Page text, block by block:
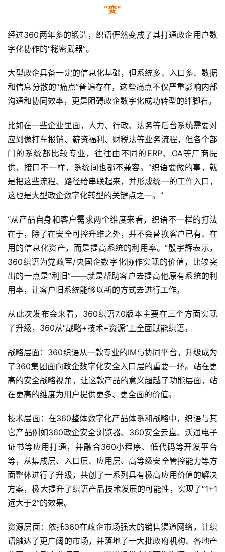
“变”
经过360两年多的锻造，织语俨然变成了其打通政企用户数
字化协作的“秘密武器”。
大型政企具备一定的信息化基础，但系统多、入口多、数据
和信息分散的“痛点”普遍存在，这些痛点不仅严重影响内部
沟通和协同效率，更是阻碍政企数字化成功转型的绊脚石。
比如在一些企业里面，人力、行政、法务等后台系统需要对
应到像打车报销、薪资福利、财税法等业务流程，但各个部
门的系统都比较专业，往往由不同的ERP、OA等厂商提
供，接口不一样，系统间也都不兼容。“织语要做的事，就
是把这些流程、路径给串联起来，并形成统一的工作入口，
这也是大型政企数字化转型的关键点之一。”
“从产品自身和客户需求两个维度来看，织语不一样的打法
在于，除了在安全可控升维之外，并不会替换客户已有、在
用的信息化资产，而是提高系统的利用率。”殷宇辉表示，
360织语为党政军/央国企数字化协作实现的价值，比较突
出的一点是“利旧”——就是帮助客户去提高他原有系统的利
用率，让客户旧系统能够以新的方式去进行工作。
从此次发布会来看，360织语7.0版本主要在三个方面实现
了升级，360从“战略+技术+资源”上全面赋能织语。
战略层面：360织语从一款专业的IM与协同平台，升级成为
了360集团面向政企数字化安全入口层的重要一环。站在更
高的安全战略视角，让这款产品的意义超越了功能层面，站
在更高的维度为用户提供更多、更全面的价值。
技术层面：在360整体数字化产品体系和战略中，织语与其
它产品例如360政企安全浏览器、360安全云盘、沃通电子
证书等应用打通，并融合360小程序、低代码等开发平台
等，从集成层、入口层、应用层、高等级安全管控能力等方
面整体进行了升级，共创了一系列具有极高应用价值的解决
方案，极大提升了织语产品技术发展的可能性，实现了“1+1
远大于2”的效果。
资源层面：依托360在政企市场强大的销售渠道网络，让织
语触达了更广阔的市场，并落地了一大批政府机构、各地产